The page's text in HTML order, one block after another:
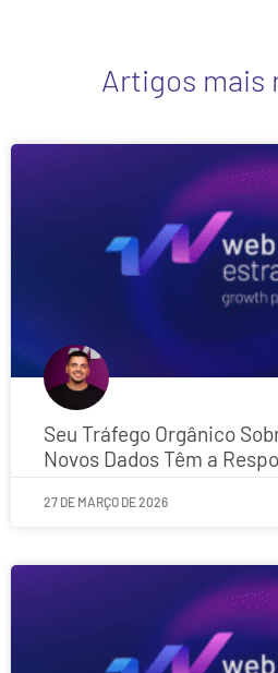
Artigos mais
Seu Tráfego Orgânico
Novos Dados Têm a
27 DE MARÇO DE 2026